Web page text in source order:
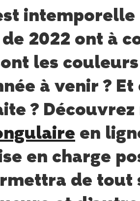
intemporelle
2022 ont à
les
à venir ?
?
en
en charge
de tout